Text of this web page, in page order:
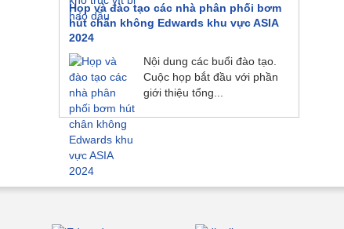
Họp và đào tạo các nhà phân phối bơm
hút chân không Edwards khu vực ASIA
2024
Nội dung các buổi đào tạo.
Cuộc họp bắt đầu với phần
giới thiệu tổng...